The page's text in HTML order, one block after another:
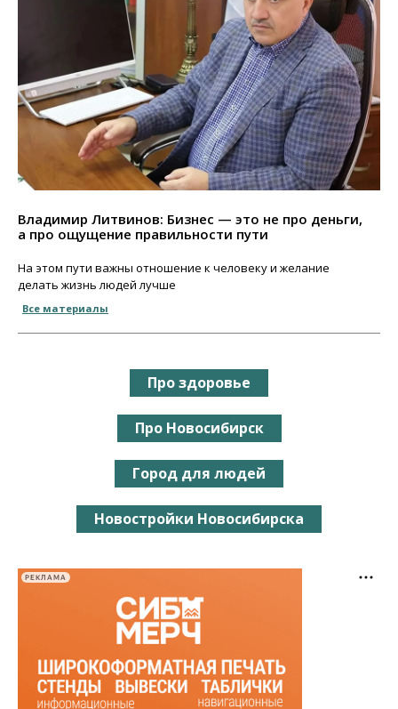
Владимир Литвинов: Бизнес — это не про деньги,
а про ощущение правильности пути
На этом пути важны отношение к человеку и желание
делать жизнь людей лучше
Все материалы
Про здоровье
Про Новосибирск
Город для людей
Новостройки Новосибирска
РЕКЛАМА